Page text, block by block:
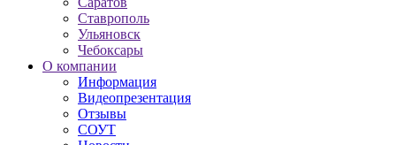
Ставрополь
Ульяновск
Чебоксары
О компании
Информация
Видеопрезентация
Отзывы
СОУТ